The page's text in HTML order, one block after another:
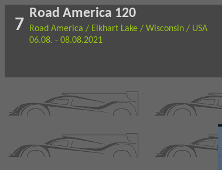
7
Road America 120
Road America / Elkhart Lake / Wisconsin / USA
06.08. - 08.08.2021